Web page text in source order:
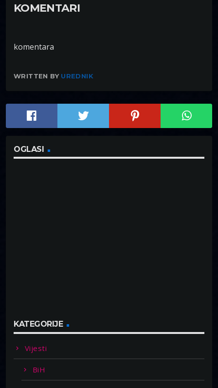
KOMENTARI
komentara
WRITTEN BY UREDNIK
OGLASI
KATEGORIJE
Vijesti
BiH